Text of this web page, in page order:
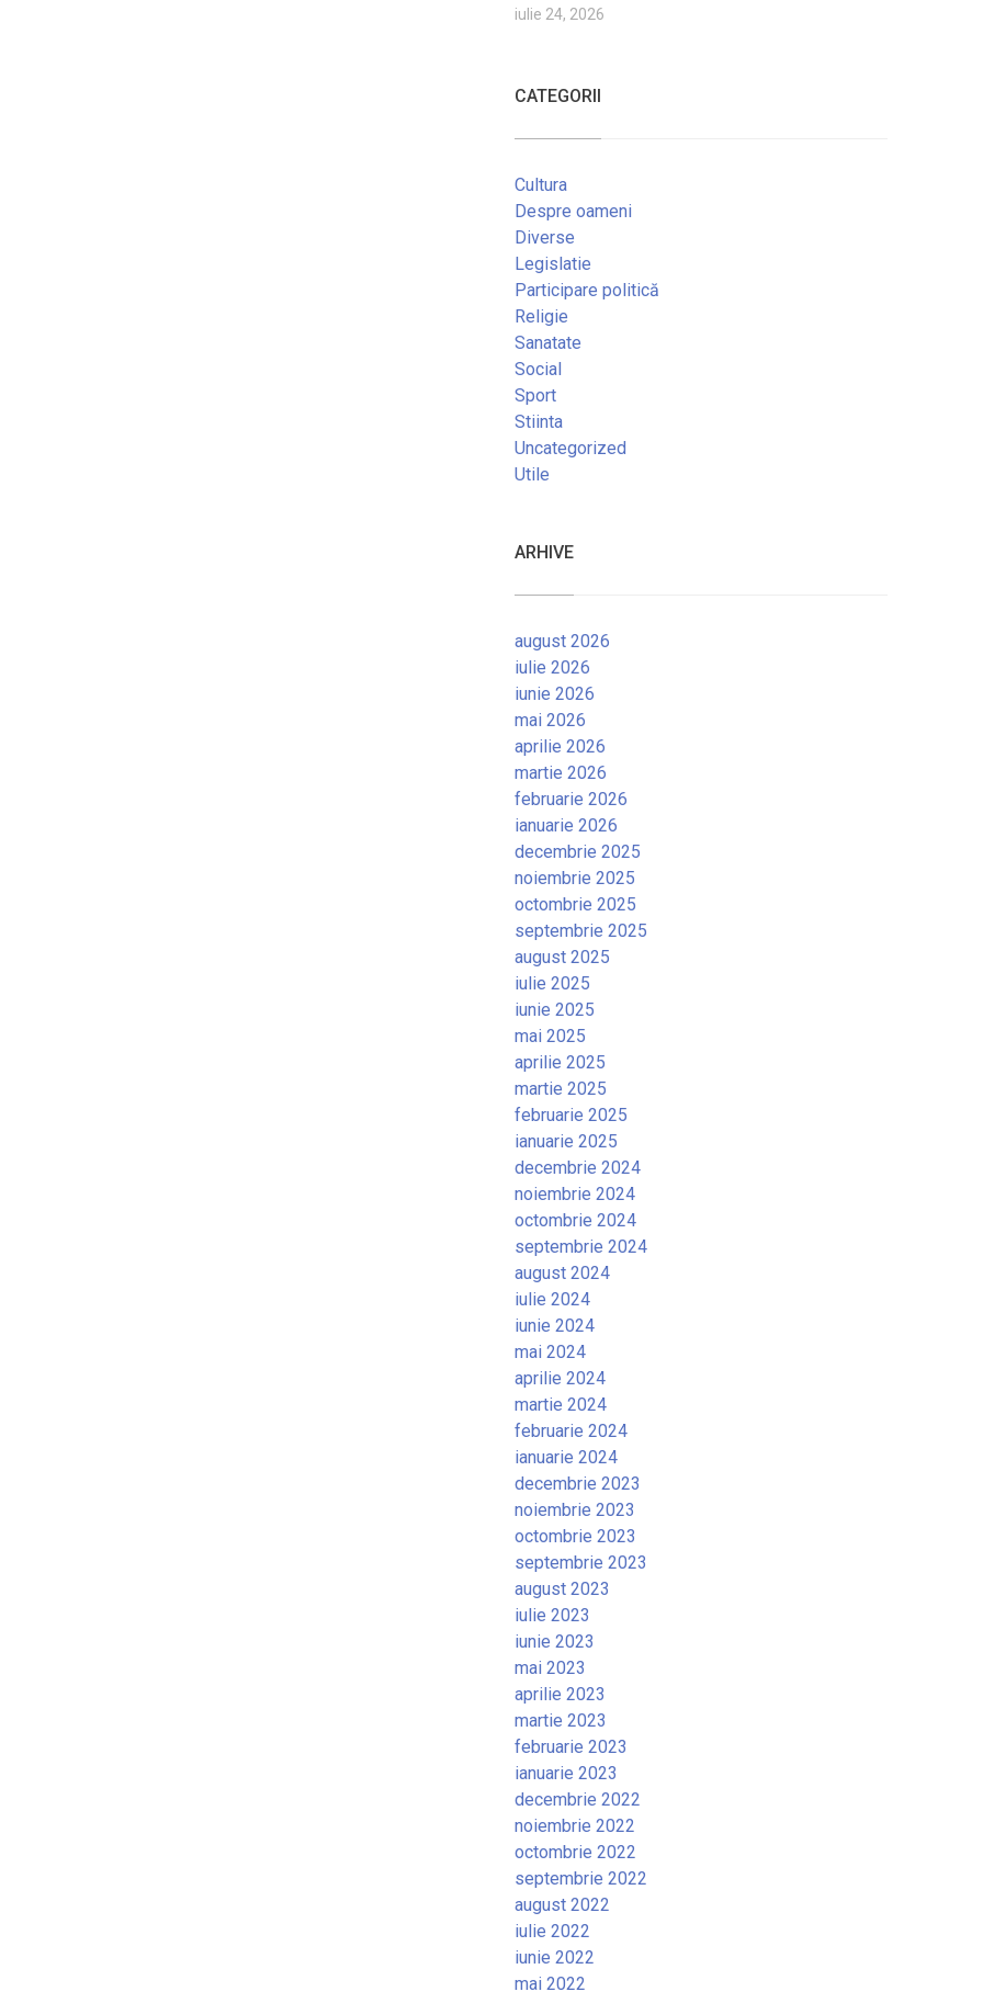
iulie 24, 2026
CATEGORII
Cultura
Despre oameni
Diverse
Legislatie
Participare politică
Religie
Sanatate
Social
Sport
Stiinta
Uncategorized
Utile
ARHIVE
august 2026
iulie 2026
iunie 2026
mai 2026
aprilie 2026
martie 2026
februarie 2026
ianuarie 2026
decembrie 2025
noiembrie 2025
octombrie 2025
septembrie 2025
august 2025
iulie 2025
iunie 2025
mai 2025
aprilie 2025
martie 2025
februarie 2025
ianuarie 2025
decembrie 2024
noiembrie 2024
octombrie 2024
septembrie 2024
august 2024
iulie 2024
iunie 2024
mai 2024
aprilie 2024
martie 2024
februarie 2024
ianuarie 2024
decembrie 2023
noiembrie 2023
octombrie 2023
septembrie 2023
august 2023
iulie 2023
iunie 2023
mai 2023
aprilie 2023
martie 2023
februarie 2023
ianuarie 2023
decembrie 2022
noiembrie 2022
octombrie 2022
septembrie 2022
august 2022
iulie 2022
iunie 2022
mai 2022